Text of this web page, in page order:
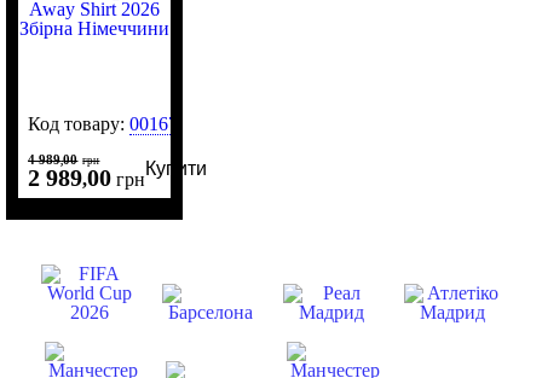
Код товару:0016798
4 989,00 грн
2 989,00 грн
Купити